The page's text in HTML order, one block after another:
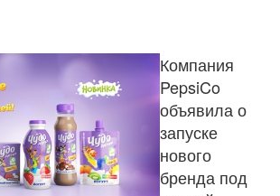
Компания
PepsiCo
объявила о
запуске
нового
бренда под